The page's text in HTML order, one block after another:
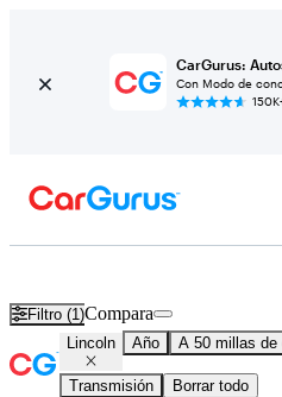
CarGurus:
Con Modo de
Filtro (1)Compara
Lincoln Año A 50 millas de
Transmisión Borrar todo